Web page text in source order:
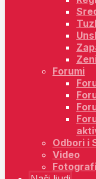
Forumi
Odbori i
Video